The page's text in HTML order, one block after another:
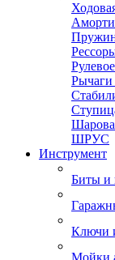
Рычаги
ШРУС
Инструмент
Биты и
Ключи
Мойки